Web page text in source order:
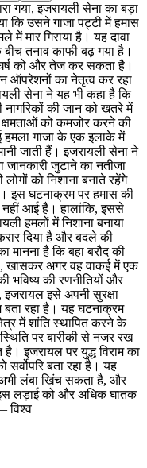
गया, इजरायली सेना का बड़ा
कि उसने गाजा पट्टी में हमास
मार गिराया है। यह दावा
तनाव काफी बढ़ गया है।
को और तेज कर सकता है।
ऑपरेशनों का नेतृत्व कर रहा
सेना ने यह भी कहा है कि
नागरिकों की जान को खतरे में
क्षमताओं को कमजोर करने की
हमला गाजा के एक इलाके में
जाती हैं। इजरायली सेना ने
जुटाने का नतीजा
को निशाना बनाते रहेंगे
इस घटनाक्रम पर हमास की
आई है। हालांकि, इससे
हमलों में निशाना बनाया
दिया है और बदले की
मानना है कि बहा बरौद की
खासकर अगर वह वाकई में एक
भविष्य की रणनीतियों और
इसे अपनी सुरक्षा
रहा है। यह घटनाक्रम
में शांति स्थापित करने के
पर बारीकी से नजर रख
इजरायल पर युद्ध विराम का
बता रहा है। यह
लंबा खिंच सकता है, और
इस लड़ाई को और अधिक घातक
विश्व